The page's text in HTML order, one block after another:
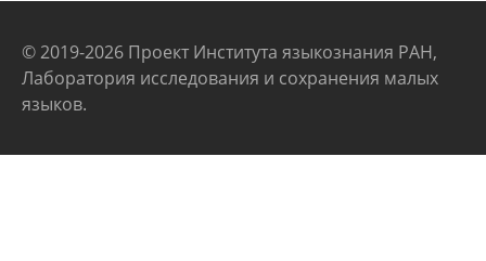
© 2019-2026 Проект Института языкознания РАН,
Лаборатория исследования и сохранения малых
языков.